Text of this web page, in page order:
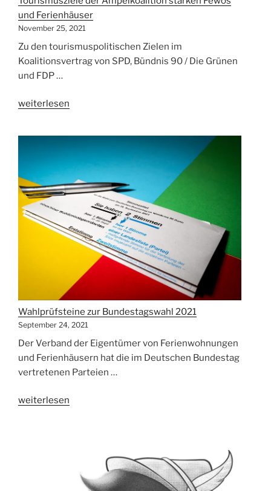
und Ferienhäuser
November 25, 2021
Zu den tourismuspolitischen Zielen im
Koalitionsvertrag von SPD, Bündnis 90 / Die Grünen
und FDP …
„Tourismusziele
und
Ferienhäuser“
weiterlesen
Wahlprüfsteine zur Bundestagswahl 2021
September 24, 2021
Der Verband der Eigentümer von Ferienwohnungen
und Ferienhäusern hat die im Deutschen Bundestag
vertretenen Parteien …
„Wahlprüfsteine
weiterlesen